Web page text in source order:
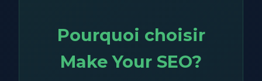
Pourquoi choisir
Make Your SEO?